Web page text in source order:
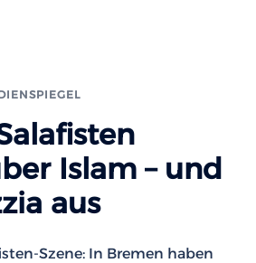
Islam – und
aus
Szene: In Bremen haben